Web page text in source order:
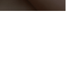
Productos /